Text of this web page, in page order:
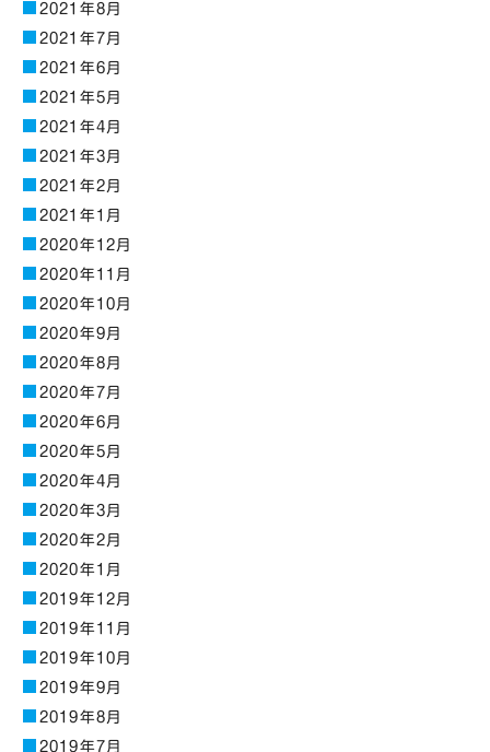
2021年8月
2021年7月
2021年6月
2021年5月
2021年4月
2021年3月
2021年2月
2021年1月
2020年12月
2020年11月
2020年10月
2020年9月
2020年8月
2020年7月
2020年6月
2020年5月
2020年4月
2020年3月
2020年2月
2020年1月
2019年12月
2019年11月
2019年10月
2019年9月
2019年8月
2019年7月